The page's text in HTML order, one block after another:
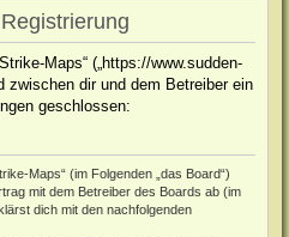
Maps“ („https://www.sudden-
zwischen dir und dem Betreiber ein
geschlossen:
Maps“ (im Folgenden „das Board“)
mit dem Betreiber des Boards ab (im
dich mit den nachfolgenden